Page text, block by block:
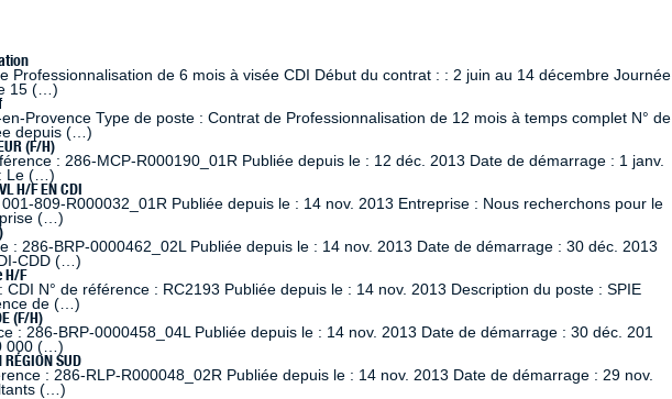
de 6 mois à visée CDI Début du contrat : : 2 juin au 14 décembre Journée
15 (…)
Provence Type de poste : Contrat de Professionnalisation de 12 mois à temps complet N° de
depuis (…)
(F/H)
: 286-MCP-R000190_01R Publiée depuis le : 12 déc. 2013 Date de démarrage : 1 janv.
Le (…)
H/F EN CDI
809-R000032_01R Publiée depuis le : 14 nov. 2013 Entreprise : Nous recherchons pour le
(…)
: 286-BRP-0000462_02L Publiée depuis le : 14 nov. 2013 Date de démarrage : 30 déc. 2013
CDD (…)
H/F
N° de référence : RC2193 Publiée depuis le : 14 nov. 2013 Description du poste : SPIE
de (…)
(F/H)
: 286-BRP-0000458_04L Publiée depuis le : 14 nov. 2013 Date de démarrage : 30 déc. 201
000 (…)
SUD
: 286-RLP-R000048_02R Publiée depuis le : 14 nov. 2013 Date de démarrage : 29 nov.
(…)